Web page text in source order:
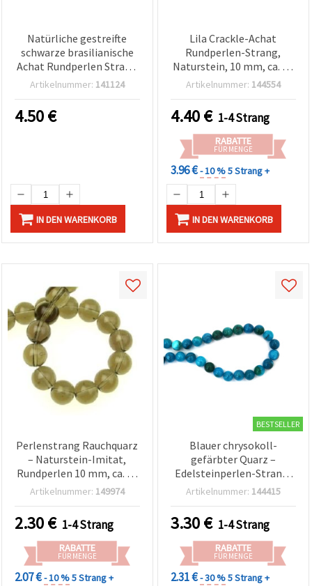
Natürliche gestreifte
schwarze brasilianische
Achat Rundperlen Strang
10 mm ca. 38 Stück
Artikelnummer: 141124
4.50€
IN DEN WARENKORB
Lila Crackle-Achat
Rundperlen-Strang,
Naturstein, 10 mm, ca. 38
Stück, für
Artikelnummer: 144554
4.40€ 1-4 Strang
RABATTE
FÜR MENGE
3.96 €- 10 %5 Strang +
IN DEN WARENKORB
Perlenstrang Rauchquarz
– Naturstein-Imitat,
Rundperlen 10 mm, ca. 38
Stk.
Artikelnummer: 149974
2.30€ 1-4 Strang
RABATTE
FÜR MENGE
2.07 €- 10 %5 Strang +
BESTSELLER
Blauer chrysokoll-
gefärbter Quarz –
Edelsteinperlen-Strang,
runde Perlen 10 mm, ca.
Perlen für
Schmuckherstellung, DIY-
Armbänder & Halsketten
Artikelnummer: 144415
3.30€ 1-4 Strang
RABATTE
FÜR MENGE
2.31 €- 30 %5 Strang +